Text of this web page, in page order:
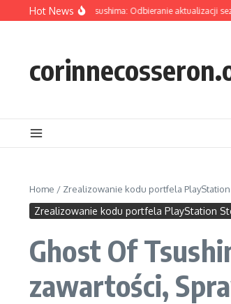
Skip to content
Hot News
DLC Ghost Of Tsushima: Odbieranie aktualizacji
Home / Zrealizowanie kodu portfela
Zrealizowanie kodu portfela PlayStation
Ghost Of
zawartości,